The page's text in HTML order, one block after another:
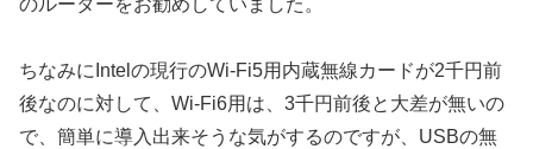
ちなみにIntelの現行のWi-Fi5用内蔵無線カードが2千円前
後なのに対して、Wi-Fi6用は、3千円前後と大差が無いの
で、簡単に導入出来そうな気がするのですが、USBの無